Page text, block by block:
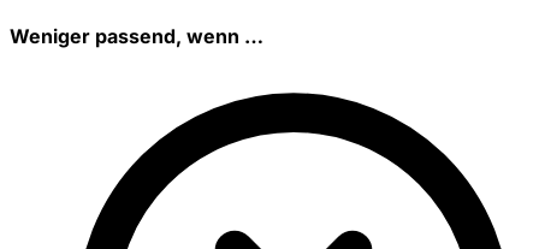
Weniger passend, wenn …